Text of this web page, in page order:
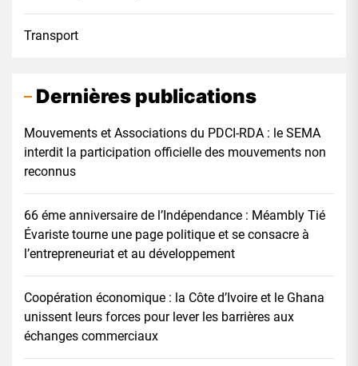
Transport
Dernières publications
Mouvements et Associations du PDCI-RDA : le SEMA
interdit la participation officielle des mouvements non
reconnus
66 éme anniversaire de l’Indépendance : Méambly Tié
Évariste tourne une page politique et se consacre à
l’entrepreneuriat et au développement
Coopération économique : la Côte d’Ivoire et le Ghana
unissent leurs forces pour lever les barrières aux
échanges commerciaux